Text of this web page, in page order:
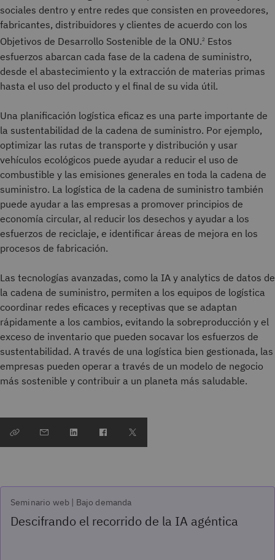
sociales dentro y entre redes que consisten en proveedores,
fabricantes, distribuidores y clientes de acuerdo con los
Objetivos de Desarrollo Sostenible de la ONU.2 Estos
esfuerzos abarcan cada fase de la cadena de suministro,
desde el abastecimiento y la extracción de materias primas
hasta el uso del producto y el final de su vida útil.
Una planificación logística eficaz es una parte importante de
la sustentabilidad de la cadena de suministro. Por ejemplo,
optimizar las rutas de transporte y distribución y usar
vehículos ecológicos puede ayudar a reducir el uso de
combustible y las emisiones generales en toda la cadena de
suministro. La logística de la cadena de suministro también
puede ayudar a las empresas a promover principios de
economía circular, al reducir los desechos y ayudar a los
esfuerzos de reciclaje, e identificar áreas de mejora en los
procesos de fabricación.
Las tecnologías avanzadas, como la IA y analytics de datos de
la cadena de suministro, permiten a los equipos de logística
coordinar redes eficaces y receptivas que se adaptan
rápidamente a los cambios, evitando la sobreproducción y el
exceso de inventario que pueden socavar los esfuerzos de
sustentabilidad. A través de una logística bien gestionada, las
empresas pueden operar a través de un modelo de negocio
más sostenible y contribuir a un planeta más saludable.
Seminario web | Bajo demanda
Descifrando el recorrido de la IA agéntica